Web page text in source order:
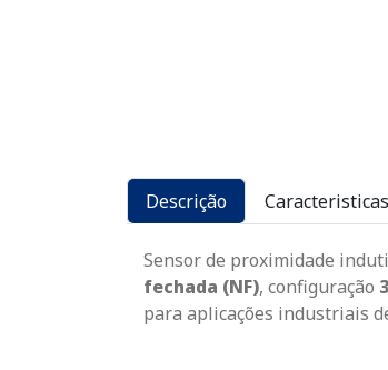
Descrição
Sensor de proximidade
fechada (NF), configuração
para aplicações industriais